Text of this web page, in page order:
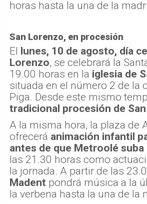
horas hasta la una de la
San Lorenzo, en procesión
El lunes, 10 de agosto, día
Lorenzo, se celebrará la
19.00 horas en la iglesia de
situada en el número 2 de la
Piga. Desde este mismo
tradicional procesión de
A la misma hora, la plaza de
ofrecerá animación infantil
antes de que Metroolé suba
las 21.30 horas como
la jornada. A partir de las
Madent pondrá música a la
la verbena hasta la una de la